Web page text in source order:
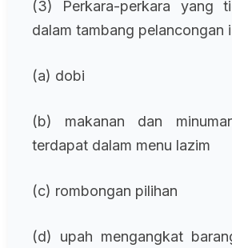
(3) Perkara-perkara yang
dalam tambang pelancongan
(a) dobi
(b) makanan dan
terdapat dalam menu lazim
(c) rombongan pilihan
(d) upah mengangkat